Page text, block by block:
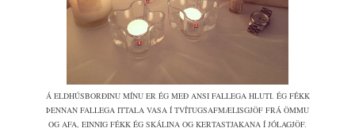
Á ELDHÚSBORÐINU MÍNU ER ÉG MEÐ ANSI FALLEGA HLUTI. ÉG FÉKK
ÞENNAN FALLEGA ITTALA VASA Í TVÍTUGSAFMÆLISGJÖF FRÁ ÖMMU
OG AFA, EINNIG FÉKK ÉG SKÁLINA OG KERTASTJAKANA Í JÓLAGJÖF.